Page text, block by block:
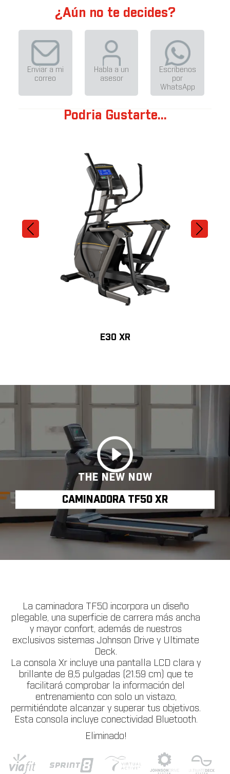
¿Aún no te decides?
Enviar a mi
correo
Habla a un
asesor
Escríbenos
por
WhatsApp
Podria Gustarte...
E30 XR
THE NEW NOW
CAMINADORA TF50 XR
La caminadora TF50 incorpora un diseño
plegable, una superficie de carrera más ancha
y mayor confort, además de nuestros
exclusivos sistemas Johnson Drive y Ultimate
Deck.
La consola Xr incluye una pantalla LCD clara y
brillante de 8,5 pulgadas (21.59 cm) que te
facilitará comprobar la información del
entrenamiento con solo un vistazo,
permitiéndote alcanzar y superar tus objetivos.
Esta consola incluye conectividad Bluetooth.
Eliminado!